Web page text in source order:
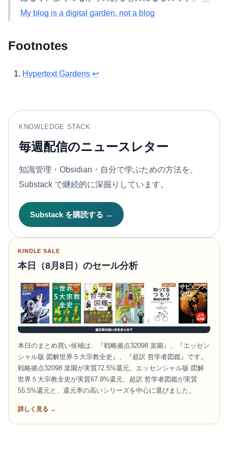
My blog is a digital garden, not a blog
Footnotes
Hypertext Gardens ↩
KNOWLEDGE STACK
毎週配信のニュースレター
知識管理・Obsidian・自分で学ぶための方法を、
Substack で継続的に深掘りしています。
Substack を購読する →
KINDLE SALE
本日（8月8日）のセール分析
本日のまとめ買い候補は、『戦略拠点32098 楽園』、『エッセン
シャル版 図解世界５大宗教全史』、『超訳 哲学者図鑑』です。
戦略拠点32098 楽園が実質72.5%還元、エッセンシャル版 図解
世界５大宗教全史が実質67.9%還元、超訳 哲学者図鑑が実質
55.5%還元と、還元率の高いシリーズを中心に選びました。
詳しく見る →